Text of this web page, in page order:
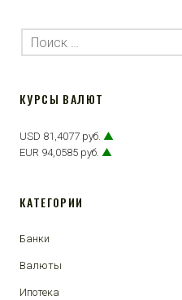
КУРСЫ ВАЛЮТ
USD 81,4077 руб. ▲
EUR 94,0585 руб. ▲
КАТЕГОРИИ
Банки
Валюты
Ипотека